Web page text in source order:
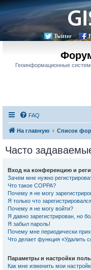
Twitter
Геоинформационные
FAQ
На главную Список
Часто
Вход на конференцию и
Зачем мне нужно
Что такое COPPA?
Почему я не могу
Я только что
Почему я не могу войти?
Я давно зарегистрирован, но
Я забыл пароль!
Почему мне периодически
Что делает функция «Удалить
Параметры и настройки
Как мне изменить мои